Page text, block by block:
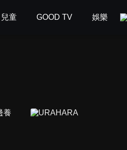
兒童 GOOD TV 娛樂